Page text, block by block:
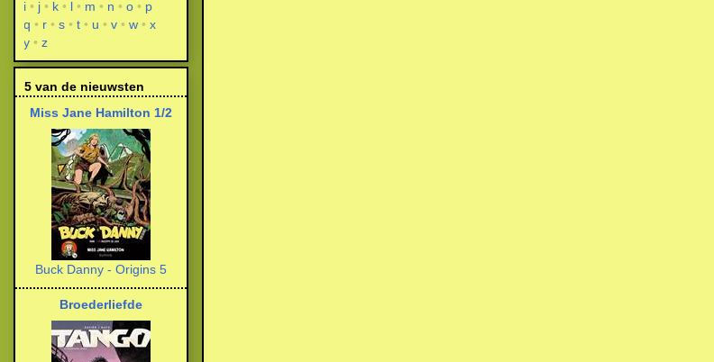
i
j k l m n o
p
q
r s t u v w
x
y
z
5 van de nieuwsten
Miss Jane Hamilton 1/2
Buck Danny - Origins 5
Broederliefde